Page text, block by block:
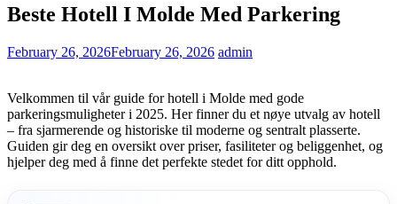
Beste Hotell I Molde Med Parkering
February 26, 2026February 26, 2026 admin
Velkommen til vår guide for hotell i Molde med gode
parkeringsmuligheter i 2025. Her finner du et nøye utvalg av hotell
– fra sjarmerende og historiske til moderne og sentralt plasserte.
Guiden gir deg en oversikt over priser, fasiliteter og beliggenhet, og
hjelper deg med å finne det perfekte stedet for ditt opphold.